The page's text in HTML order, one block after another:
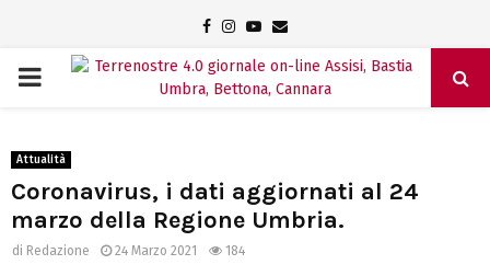
Facebook
Instagram
Youtube
Email
PRIMARY
Attualità
Coronavirus, i dati aggiornati al 24
marzo della Regione Umbria.
di Redazione 24 Marzo 2021 184